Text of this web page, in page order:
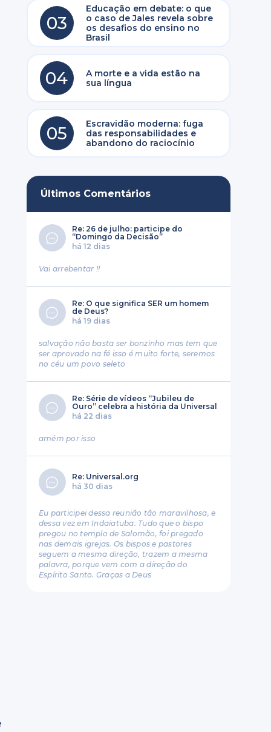
03
Educação em debate: o que
o caso de Jales revela sobre
os desafios do ensino no
Brasil
04
A morte e a vida estão na
sua língua
05
Escravidão moderna: fuga
das responsabilidades e
abandono do raciocínio
Últimos Comentários
Re: 26 de julho: participe do
“Domingo da Decisão”
há 12 dias
Vai arrebentar !!
Re: O que significa SER um homem
de Deus?
há 19 dias
salvação não basta ser bonzinho mas tem que
ser aprovado na fé isso é muito forte, seremos
no céu um povo seleto
Re: Série de vídeos “Jubileu de
Ouro” celebra a história da Universal
há 22 dias
amém por isso
Re: Universal.org
há 30 dias
Eu participei dessa reunião tão maravilhosa, e
dessa vez em Indaiatuba. Tudo que o bispo
pregou no templo de Salomão, foi pregado
nas demais igrejas. Os bispos e pastores
seguem a mesma direção, trazem a mesma
palavra, porque vem com a direção do
Espírito Santo. Graças a Deus